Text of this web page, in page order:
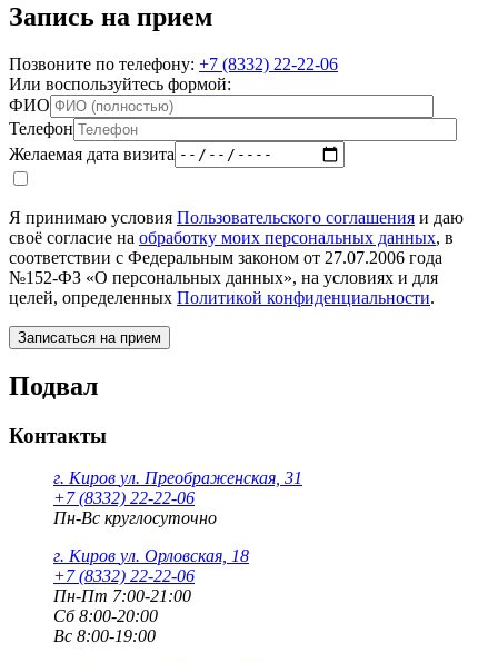
Запись на прием
Позвоните по телефону: +7 (8332) 22-22-06
Или воспользуйтесь формой:
ФИО
Телефон
Желаемая дата визита
Я принимаю условия Пользовательского соглашения и даю
своё согласие на обработку моих персональных данных, в
соответствии с Федеральным законом от 27.07.2006 года
№152-ФЗ «О персональных данных», на условиях и для
целей, определенных Политикой конфиденциальности.
Подвал
Контакты
г. Киров ул. Преображенская, 31
+7 (8332) 22-22-06
Пн-Вс круглосуточно
г. Киров ул. Орловская, 18
+7 (8332) 22-22-06
Пн-Пт 7:00-21:00
Сб 8:00-20:00
Вс 8:00-19:00